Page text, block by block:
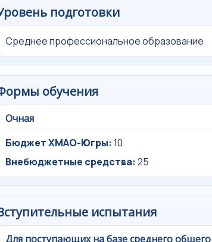
подготовки
Среднее профессиональное образование
обучения
Очная
Бюджет ХМАО-Югры:10
Внебюджетные средства:25
испытания
Для поступающих на базе среднего общего